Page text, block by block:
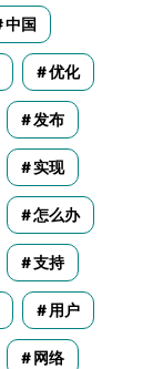
中国
优化
发布
实现
怎么办
支持
用户
网络